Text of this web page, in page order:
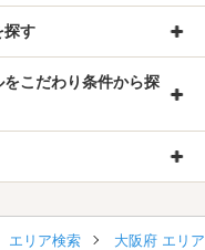
探す
こだわり条件から探
エリア検索 大阪府 エリ